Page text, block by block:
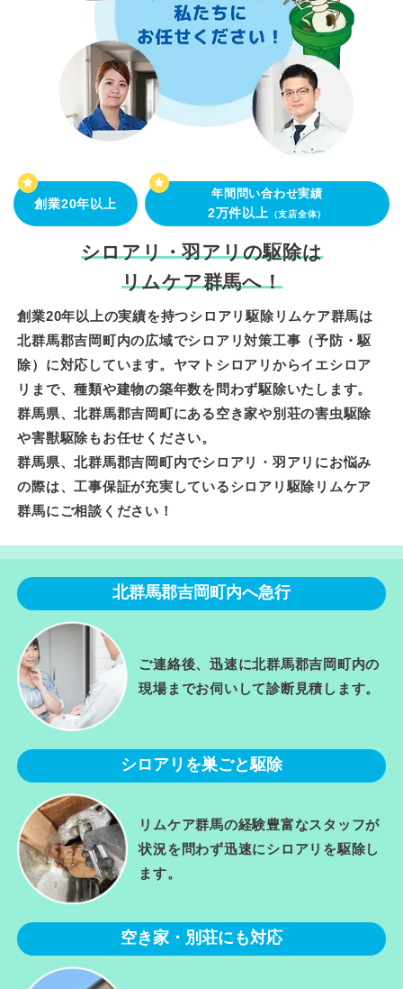
創業20年以上
年間問い合わせ実績
2万件以上 （支店全体）
シロアリ・羽アリの駆除は
リムケア群馬へ！
創業20年以上の実績を持つシロアリ駆除リムケア群馬は
北群馬郡吉岡町内の広域でシロアリ対策工事（予防・駆
除）に対応しています。ヤマトシロアリからイエシロア
リまで、種類や建物の築年数を問わず駆除いたします。
群馬県、北群馬郡吉岡町にある空き家や別荘の害虫駆除
や害獣駆除もお任せください。
群馬県、北群馬郡吉岡町内でシロアリ・羽アリにお悩み
の際は、工事保証が充実しているシロアリ駆除リムケア
群馬にご相談ください！
北群馬郡吉岡町内へ急行
ご連絡後、迅速に北群馬郡吉岡町内の
現場までお伺いして診断見積します。
シロアリを巣ごと駆除
リムケア群馬の経験豊富なスタッフが
状況を問わず迅速にシロアリを駆除し
ます。
空き家・別荘にも対応